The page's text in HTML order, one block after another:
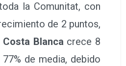
la Comunitat, con
de 2 puntos,
Costa Blanca crece 8
de media, debido